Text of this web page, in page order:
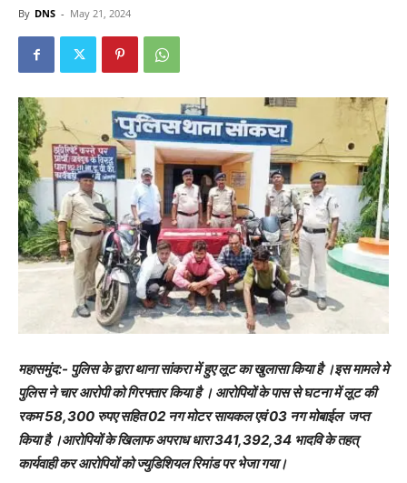
By DNS - May 21, 2024
महासमुंद:- पुलिस के द्वारा थाना सांकरा में हुए लूट का खुलासा किया है ।इस मामले मे
पुलिस ने चार आरोपी को गिरफ्तार किया है । आरोपियों के पास से घटना में लूट की
रकम 58,300 रुपए सहित 02 नग मोटर सायकल एवं 03 नग मोबाईल जप्त
किया है ।आरोपियों के खिलाफ अपराध धारा 341,392,34 भादवि के तहत्
कार्यवाही कर आरोपियों को ज्युडिशियल रिमांड पर भेजा गया।